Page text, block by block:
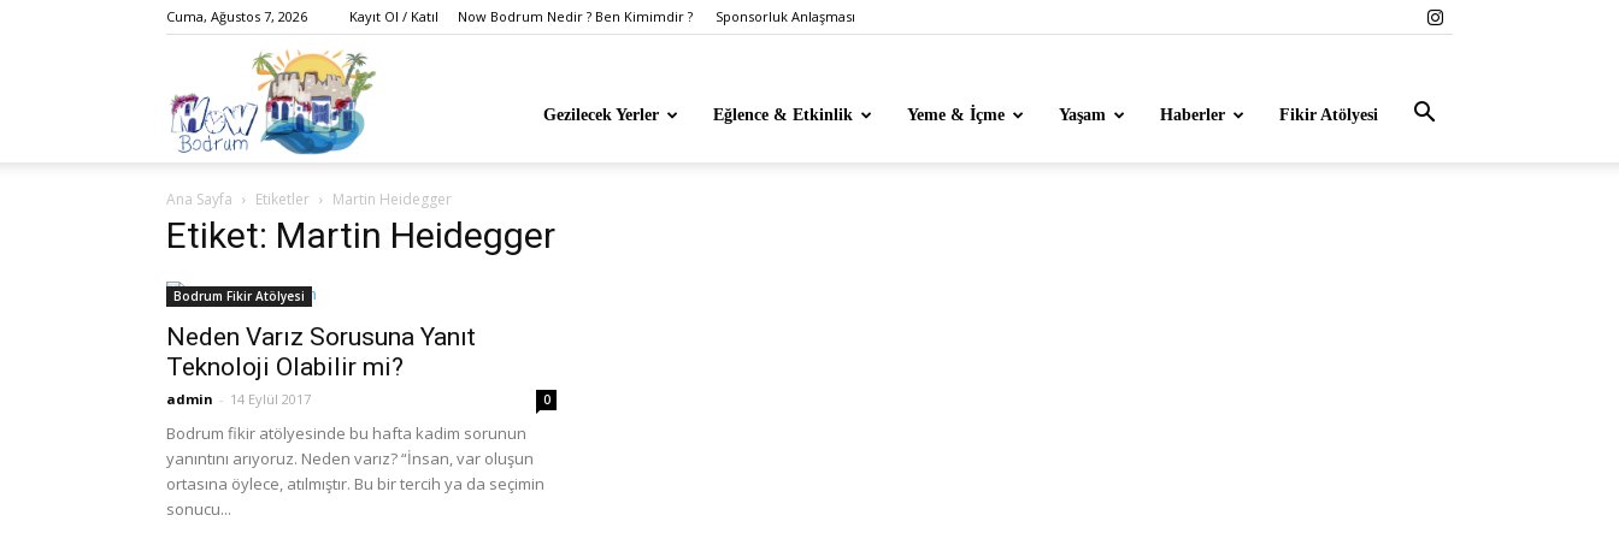
Cuma, Ağustos 7, 2026 Kayıt Ol / Katıl Now Bodrum Nedir ? Ben Kimimdir ? Sponsorluk Anlaşması
Gezi,
Yaşam,
Eğlence,
Gezilecek Yerler Eğlence & Etkinlik Yeme & İçme Yaşam Haberler Fikir Atölyesi
Ana Sayfa Etiketler Martin Heidegger
Etiket: Martin Heidegger
Bodrum Fikir Atölyesi
Neden Varız Sorusuna Yanıt
Teknoloji Olabilir mi?
admin - 14 Eylül 2017 0
Bodrum fikir atölyesinde bu hafta kadim sorunun
yanıntını arıyoruz. Neden varız? “İnsan, var oluşun
ortasına öylece, atılmıştır. Bu bir tercih ya da seçimin
sonucu...